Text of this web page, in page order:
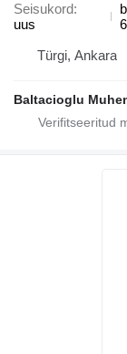
Seisukord
uus
Türgi, Ankara
Baltacioglu